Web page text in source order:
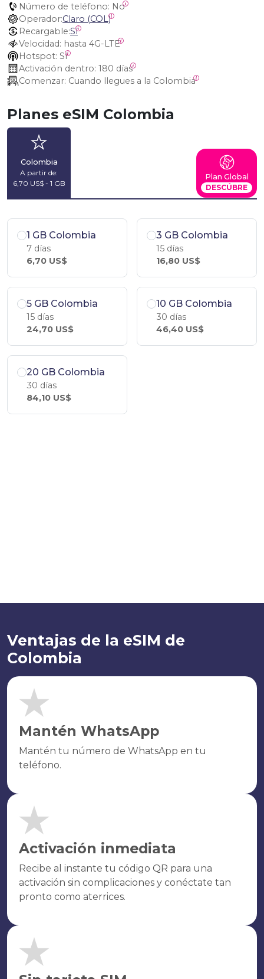
Número de teléfono: No
Operador:Claro (COL)
Recargable:Sí
Velocidad: hasta 4G-LTE
Hotspot: Sí
Activación dentro: 180 días
Comenzar: Cuando llegues a la Colombia
Planes eSIM Colombia
Colombia
A partir de:
6,70 US$ - 1 GB
Plan Global
DESCÚBRE
1 GB Colombia
7 días
6,70 US$
3 GB Colombia
15 días
16,80 US$
5 GB Colombia
15 días
24,70 US$
10 GB Colombia
30 días
46,40 US$
20 GB Colombia
30 días
84,10 US$
Ventajas de la eSIM de
Colombia
Mantén WhatsApp
Mantén tu número de WhatsApp en tu
teléfono.
Activación inmediata
Recibe al instante tu código QR para una
activación sin complicaciones y conéctate tan
pronto como aterrices.